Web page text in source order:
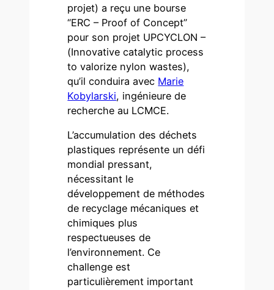
projet) a reçu une bourse
“ERC – Proof of Concept”
pour son projet UPCYCLON –
(Innovative catalytic process
to valorize nylon wastes),
qu’il conduira avec Marie
Kobylarski, ingénieure de
recherche au LCMCE.
L’accumulation des déchets
plastiques représente un défi
mondial pressant,
nécessitant le
développement de méthodes
de recyclage mécaniques et
chimiques plus
respectueuses de
l’environnement. Ce
challenge est
particulièrement important